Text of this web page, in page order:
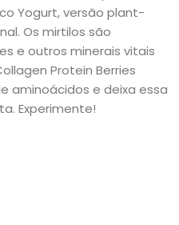
Yogurt, versão plant-
Os mirtilos são
e outros minerais vitais
Protein Berries
aminoácidos e deixa essa
Experimente!